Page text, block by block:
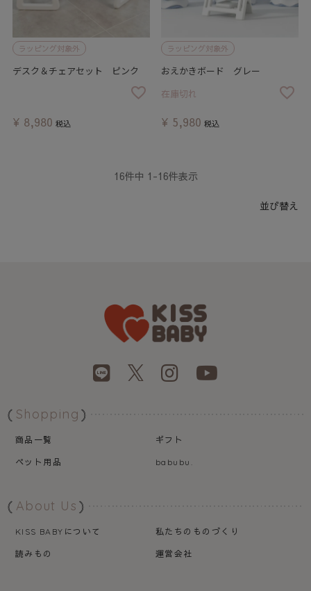
ラッピング対象外
デスク＆チェアセット ピンク
¥ 8,980 税込
ラッピング対象外
おえかきボード グレー
在庫切れ
¥ 5,980 税込
並び替え
16件中 1 -16件表示
Shopping
商品一覧
ギフト
ペット用品
babubu.
About Us
KISS BABY について
私たちのものづくり
読みもの
運営会社